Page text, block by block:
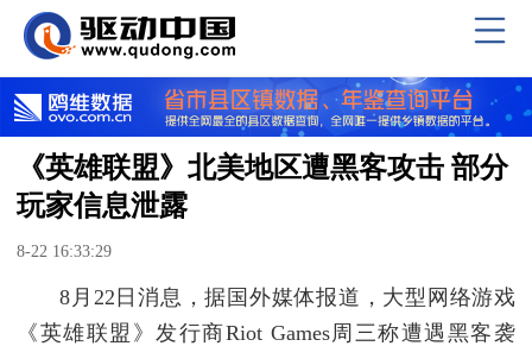
《英雄联盟》北美地区遭黑客攻击 部分
玩家信息泄露
8-22 16:33:29
8月22日消息，据国外媒体报道，大型网络游戏
《英雄联盟》发行商Riot Games周三称遭遇黑客袭